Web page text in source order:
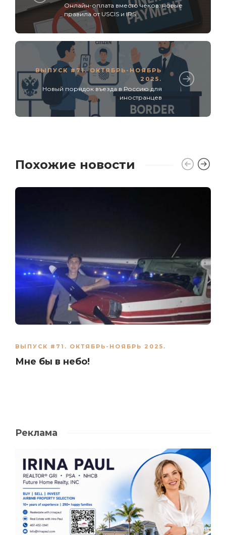
Онлайн-оплата вместо чеков: новые
правила от USCIS и IRS
ВЫПУСК #71. ОКТЯБРЬ-НОЯБРЬ
2025.
Новый порядок въезда в Россию для
иностранцев
Похожие новости
ВЫПУСК #71. ОКТЯБРЬ-НОЯБРЬ 2025.
Мне бы в небо!
Реклама